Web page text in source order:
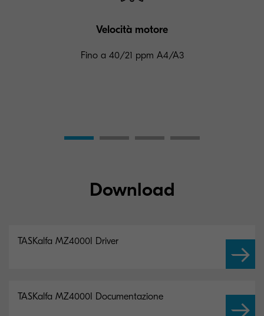
Velocità motore
Fino a 40/21 ppm A4/A3
Download
TASKalfa MZ4000I Driver
TASKalfa MZ4000I Documentazione